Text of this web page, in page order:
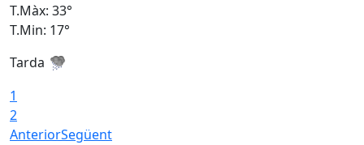
T.Màx: 33°
T.Min: 17°
Tarda
1
2
AnteriorSegüent